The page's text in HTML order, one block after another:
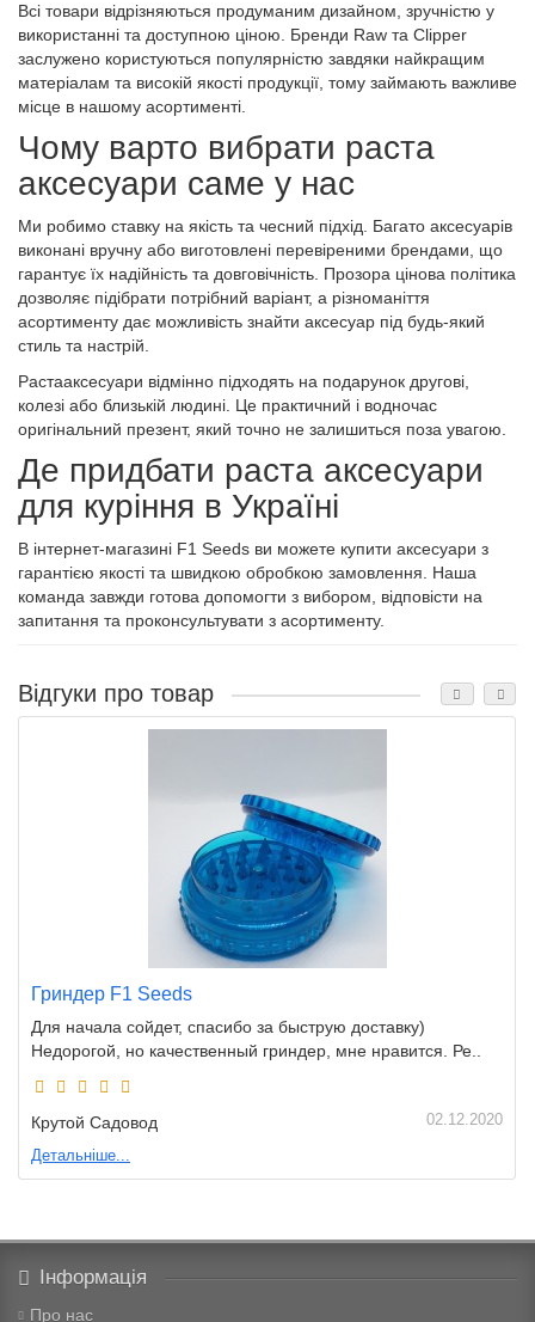
Всі товари відрізняються продуманим дизайном, зручністю у
використанні та доступною ціною. Бренди Raw та Clipper
заслужено користуються популярністю завдяки найкращим
матеріалам та високій якості продукції, тому займають важливе
місце в нашому асортименті.
Чому варто вибрати раста
аксесуари саме у нас
Ми робимо ставку на якість та чесний підхід. Багато аксесуарів
виконані вручну або виготовлені перевіреними брендами, що
гарантує їх надійність та довговічність. Прозора цінова політика
дозволяє підібрати потрібний варіант, а різноманіття
асортименту дає можливість знайти аксесуар під будь-який
стиль та настрій.
Растааксесуари відмінно підходять на подарунок другові,
колезі або близькій людині. Це практичний і водночас
оригінальний презент, який точно не залишиться поза увагою.
Де придбати раста аксесуари
для куріння в Україні
В інтернет-магазині F1 Seeds ви можете купити аксесуари з
гарантією якості та швидкою обробкою замовлення. Наша
команда завжди готова допомогти з вибором, відповісти на
запитання та проконсультувати з асортименту.
Відгуки про товар
Гриндер F1 Seeds
Для начала сойдет, спасибо за быструю доставку)
Недорогой, но качественный гриндер, мне нравится. Ре..
Крутой Садовод 02.12.2020
Детальніше...
Інформація
Про нас